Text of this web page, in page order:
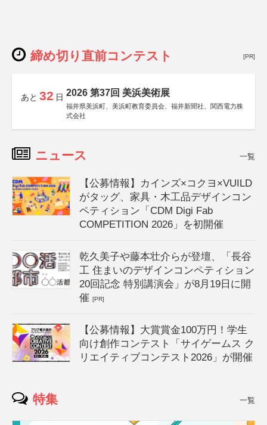
締め切り直前コンテスト [PR]
あと 32 日 2026 第37回 美浜美術展
福井県美浜町、美浜町教育委員会、福井新聞社、関西電力株
式会社
ニュース 一覧
【公募情報】カインズ×コクヨ×VUILD
がタッグ、家具・木工品デザインコン
ペティション「CDM Digi Fab
COMPETITION 2026」を初開催
乾久美子や藤本壮介らが登壇、「長谷
工 住まいのデザインコンペティション
20回記念 特別講演会」が8月19日に開
催[PR]
【公募情報】大賞賞金100万円！学生
向け創作コンテスト「サイゲームス ク
リエイティブコンテスト2026」が開催
特集 一覧